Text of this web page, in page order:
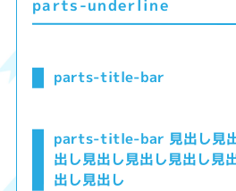
parts-underline
parts-title-bar
parts-title-bar 見出し見出
出し見出し見出し見出し見
出し見出し